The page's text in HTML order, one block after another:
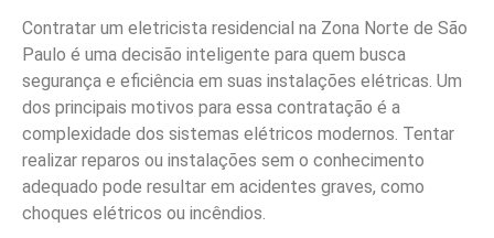
Contratar um eletricista residencial na Zona Norte de São
Paulo é uma decisão inteligente para quem busca
segurança e eficiência em suas instalações elétricas. Um
dos principais motivos para essa contratação é a
complexidade dos sistemas elétricos modernos. Tentar
realizar reparos ou instalações sem o conhecimento
adequado pode resultar em acidentes graves, como
choques elétricos ou incêndios.